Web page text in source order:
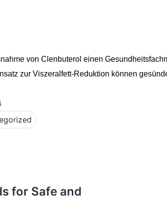
von Clenbuterol einen
zur Viszeralfett-Reduktion können
for Safe and